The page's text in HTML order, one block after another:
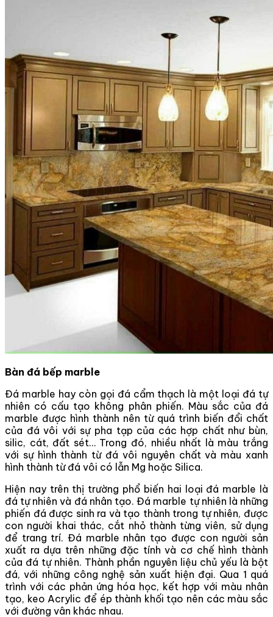
Tranh đá
Tranh Đá Granite Đối Xứng
Tranh Đá Marble Đối Xứng
Tranh Đá Sơn Thủy Xuyên Sáng
Tranh Đá Thạch Anh Đối Xứng
Tranh Đá Xuyên Sáng Onyx
Vách Tivi ỐP Đá Cao Cấp
Đá Nhân Tạo
0
Giỏ hàng
Chưa có sản phẩm trong giỏ hàng.
Bàn đá bếp marble
Đá marble hay còn gọi đá cẩm thạch là một loại đá tự
nhiên có cấu tạo không phân phiến. Màu sắc của đá
marble được hình thành nên từ quá trình biến đổi chất
của đá vôi với sự pha tạp của các hợp chất như bùn,
silic, cát, đất sét… Trong đó, nhiều nhất là màu trắng
với sự hình thành từ đá vôi nguyên chất và màu xanh
hình thành từ đá vôi có lẫn Mg hoặc Silica.
Hiện nay trên thị trường phổ biến hai loại đá marble là
đá tự nhiên và đá nhân tạo. Đá marble tự nhiên là những
phiến đá được sinh ra và tạo thành trong tự nhiên, được
con người khai thác, cắt nhỏ thành từng viên, sử dụng
để trang trí. Đá marble nhân tạo được con người sản
xuất ra dựa trên những đặc tính và cơ chế hình thành
của đá tự nhiên. Thành phần nguyên liệu chủ yếu là bột
đá, với những công nghệ sản xuất hiện đại. Qua 1 quá
trình với các phản ứng hóa học, kết hợp với màu nhân
tạo, keo Acrylic để ép thành khối tạo nên các màu sắc
với đường vân khác nhau.